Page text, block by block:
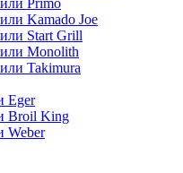
Kamado Joe
Start Grill
Monolith
Takimura
Eger
Broil King
Weber